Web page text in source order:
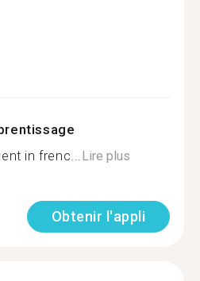
in frenc... Lire plus
Obtenir l'appli